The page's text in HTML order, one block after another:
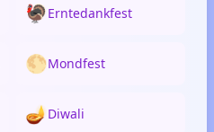
🦃Erntedankfest
🌕Mondfest
🪔 Diwali